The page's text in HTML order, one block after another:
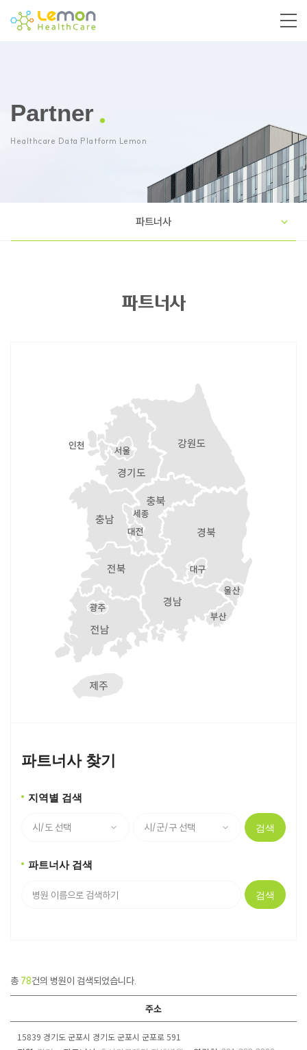
Partner
Healthcare Data Platform Lemon
파트너사
파트너사
파트너사 찾기
지역별 검색
검색
파트너사 검색
검색
총 78건의 병원이 검색되었습니다.
주소
15839 경기도 군포시 경기도 군포시 군포로 591